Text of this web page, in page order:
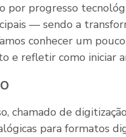
por progresso
— sendo a
conhecer um
e refletir como iniciar
chamado de
para formatos